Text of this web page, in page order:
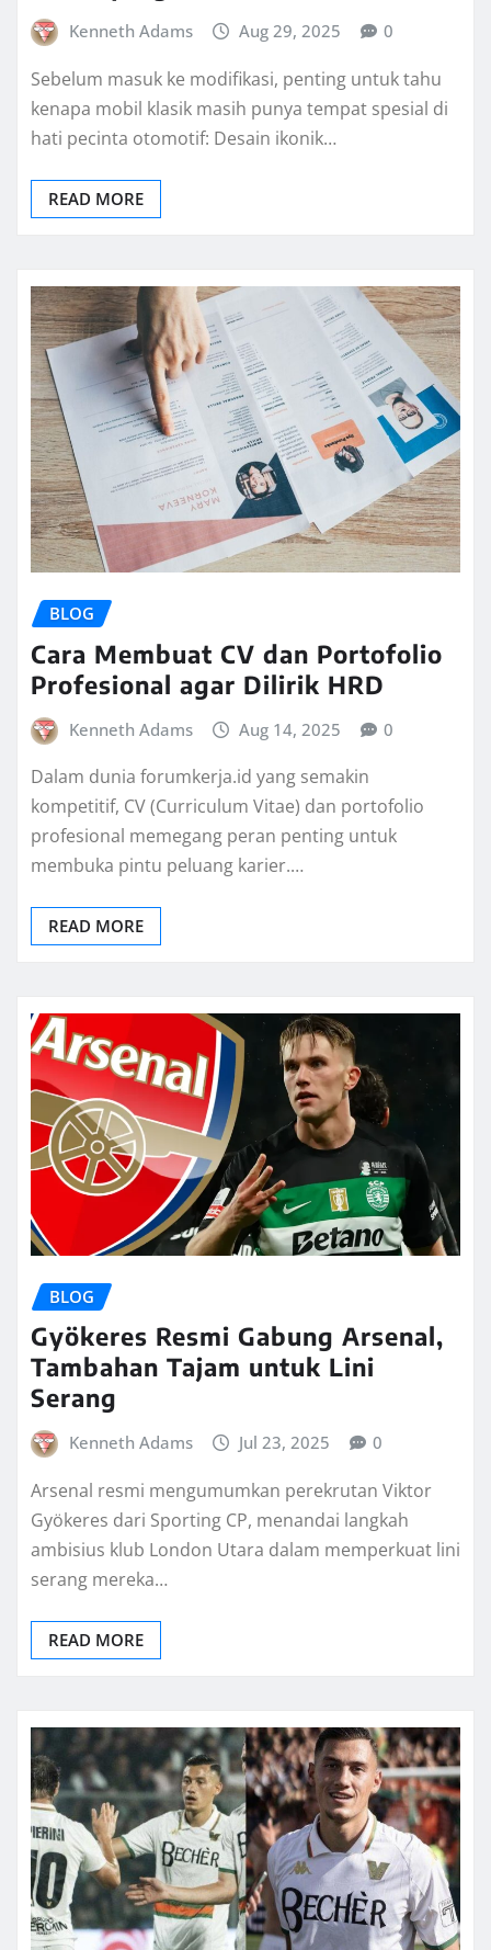
Kenneth Adams Aug 29, 2025 0
Sebelum masuk ke modifikasi, penting untuk tahu
kenapa mobil klasik masih punya tempat spesial di
hati pecinta otomotif: Desain ikonik…
READ MORE
BLOG
Cara Membuat CV dan Portofolio
Profesional agar Dilirik HRD
Kenneth Adams Aug 14, 2025 0
Dalam dunia forumkerja.id yang semakin
kompetitif, CV (Curriculum Vitae) dan portofolio
profesional memegang peran penting untuk
membuka pintu peluang karier.…
READ MORE
BLOG
Gyökeres Resmi Gabung Arsenal,
Tambahan Tajam untuk Lini
Serang
Kenneth Adams Jul 23, 2025 0
Arsenal resmi mengumumkan perekrutan Viktor
Gyökeres dari Sporting CP, menandai langkah
ambisius klub London Utara dalam memperkuat lini
serang mereka…
READ MORE